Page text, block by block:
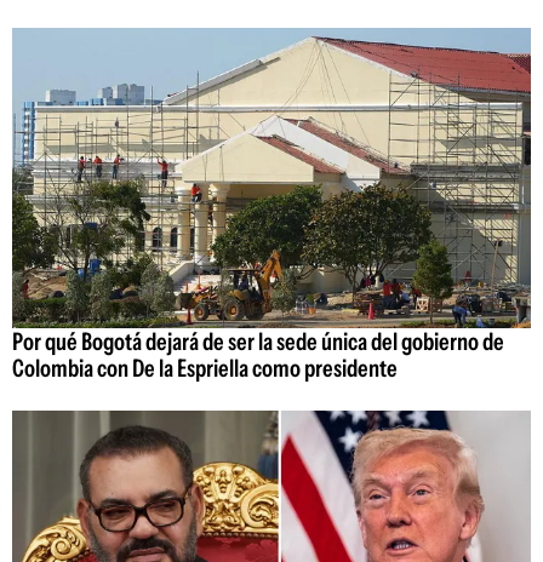
Por qué Bogotá dejará de ser la sede única del gobierno de
Colombia con De la Espriella como presidente